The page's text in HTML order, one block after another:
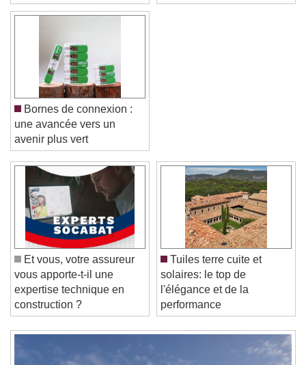
Video Player is loading.
Play Video
Skip Backward
Skip Forward
Unmute
Current Time0:00
/
Duration
Loaded:0%
Stream TypeLIVE
Seek to live, currently behind live
Remaining Time
0:00
Bornes de connexion :
une avancée vers un
avenir plus vert
Et vous, votre assureur
vous apporte-t-il une
expertise technique en
construction ?
Tuiles terre cuite et
solaires: le top de
l'élégance et de la
performance